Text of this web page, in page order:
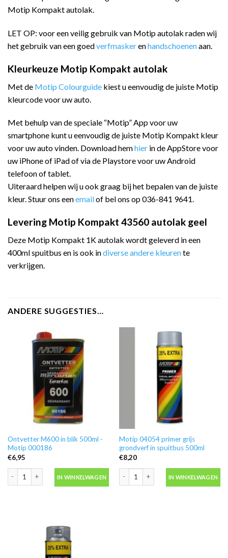
Motip Kompakt autolak.
LET OP: voor een veilig gebruik van Motip autolak raden wij
het gebruik van een goedverfmaskerenhandschoenenaan.
Kleurkeuze Motip Kompakt autolak
Met de Motip Colourguide kiest u eenvoudig de juiste Motip
kleurcode voor uw auto.
Met behulp van de speciale “Motip” App voor uw
smartphone kunt u eenvoudig de juiste Motip Kompakt kleur
voor uw auto vinden. Download hemhier in de AppStore voor
uw iPhone of iPad of via de Playstore voor uw Android
telefoon of tablet.
Uiteraard helpen wij u ook graag bij het bepalen van de juiste
kleur. Stuur ons eenemailof bel ons op 036-841 9641.
Levering Motip Kompakt 43560 autolak geel
Deze Motip Kompakt 1K autolak wordt geleverd in een
400ml spuitbus en is ook indiverse andere kleurente
verkrijgen.
ANDERE SUGGESTIES…
Ontvetter M600 in blik 500ml -
Motip 000186
€6,95
IN WINKELWAGEN
Motip 04054 primer grijs
grondverf in spuitbus 500ml
€8,20
IN WINKELWAGEN